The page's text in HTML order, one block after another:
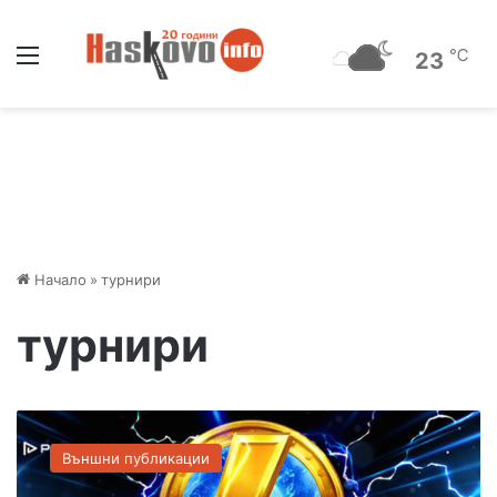
23 ℃
Начало » турнири
турнири
Б
ъ
р
Външни публикации